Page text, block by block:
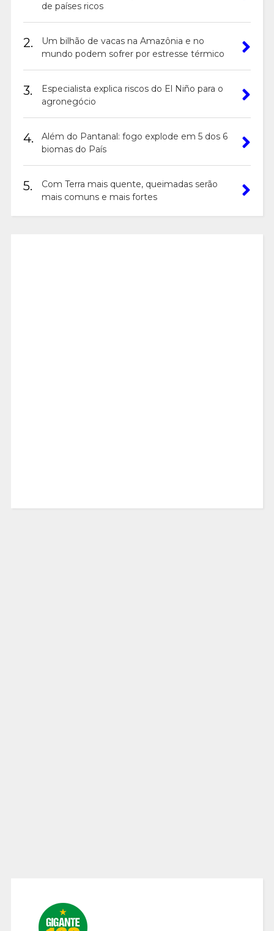
de países ricos
2.
Um bilhão de vacas na Amazônia e no
mundo podem sofrer por estresse térmico
3.
Especialista explica riscos do El Niño para o
agronegócio
4.
Além do Pantanal: fogo explode em 5 dos 6
biomas do País
5.
Com Terra mais quente, queimadas serão
mais comuns e mais fortes